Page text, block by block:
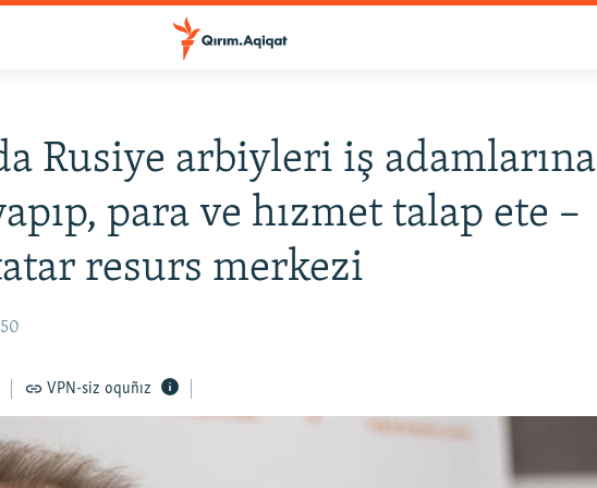
Rusiye arbiyleri iş adamlarına
para ve hızmet talap ete –
resurs merkezi
VPN-siz oquñız